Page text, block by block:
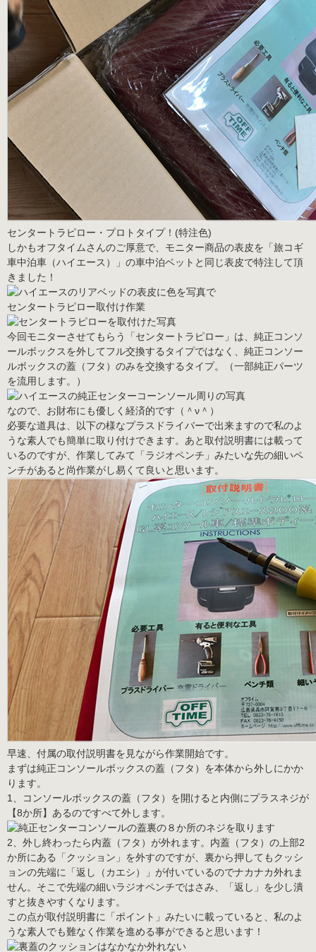
センタートラピロー・プロトタイプ！ (特注色)
しかもオフタイムさんのご厚意で、モニター商品の表皮を「旅コギ
車中泊車（ハイエース）」の車中泊ベットと同じ表皮で特注して頂
きました！
センタートラピロー取付け作業
今回モニターさせてもらう「センタートラピロー」は、純正コンソ
ールボックスを外してフル交換するタイプではなく、 純正コンソー
ルボックスの蓋（フタ）のみを交換するタイプ。
（一部純正パーツ
を流用します。）
なので、 お財布にも優しく経済的です （＾ν＾）
必要な道具は、以下の様なプラスドライバーで出来ますので私のよ
うな素人でも簡単に取り付けできます。あと取付説明書には載って
いるのですが、作業してみて
「ラジオペンチ」 みたいな先の細いペ
ンチがあると尚作業がし易くて良いと思います。
早速、付属の取付説明書を見ながら作業開始です。
まずは純正コンソールボックスの蓋（フタ）を本体から外しにかか
ります。
1、コンソールボックスの蓋（フタ）を開けると内側にプラスネジが
【8か所】あるのですべて外します。
2、外し終わったら内蓋（フタ）が外れます。内蓋（フタ）の上部2
か所にある「クッション」を外すのですが、裏から押してもクッシ
ョンの先端に「返し（カエシ）」が付いているのでナカナカ外れま
せん。そこで先端の細いラジオペンチではさみ、「返し」を少し潰
すと抜きやすくなります。
この点が取付説明書に「ポイント」みたいに載っていると、私のよ
うな素人でも難なく作業を進める事ができると思います！